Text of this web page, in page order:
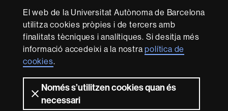
El web de la Universitat Autònoma de Barcelona
utilitza cookies pròpies i de tercers amb
finalitats tècniques i analítiques. Si desitja més
informació accedeixi a la nostrapolítica de
cookies.
Només s’utilitzen cookies quan és
necessari
Sobre
aquest
web
Avís legal Protecció de dades Sobre el
web
Accessibilitat web Mapa del web UAB
docència de qualitat i excel·lència, diversificada,
multidisciplinària i flexible, ajustada a les necessitats de
la societat i adaptada als nous models de l'Europa del